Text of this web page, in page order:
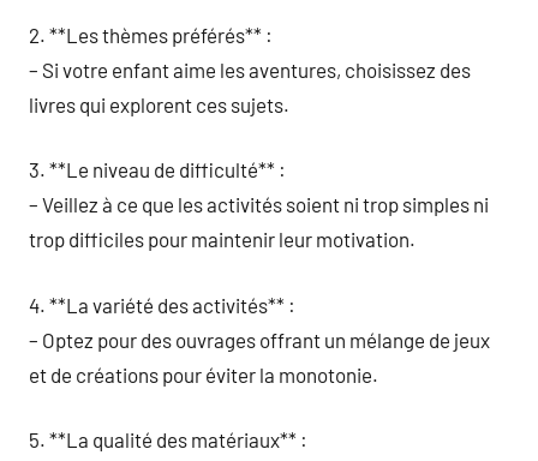
2. **Les thèmes préférés** :
– Si votre enfant aime les aventures, choisissez des
livres qui explorent ces sujets.
3. **Le niveau de difficulté** :
– Veillez à ce que les activités soient ni trop simples ni
trop difficiles pour maintenir leur motivation.
4. **La variété des activités** :
– Optez pour des ouvrages offrant un mélange de jeux
et de créations pour éviter la monotonie.
5. **La qualité des matériaux** :